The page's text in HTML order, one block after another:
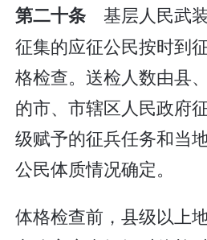
第二十条 基层人民武
征集的应征公民按时到
格检查。送检人数由县
的市、市辖区人民政府
级赋予的征兵任务和当
公民体质情况确定。
体格检查前，县级以上